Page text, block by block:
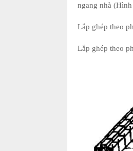
ngang nhà
Lắp ghép theo
Lắp ghép theo